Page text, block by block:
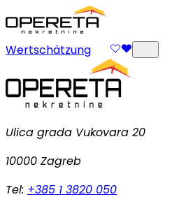
Wertschätzung
Ulica grada Vukovara 20
10000 Zagreb
Tel: +385 1 3820 050